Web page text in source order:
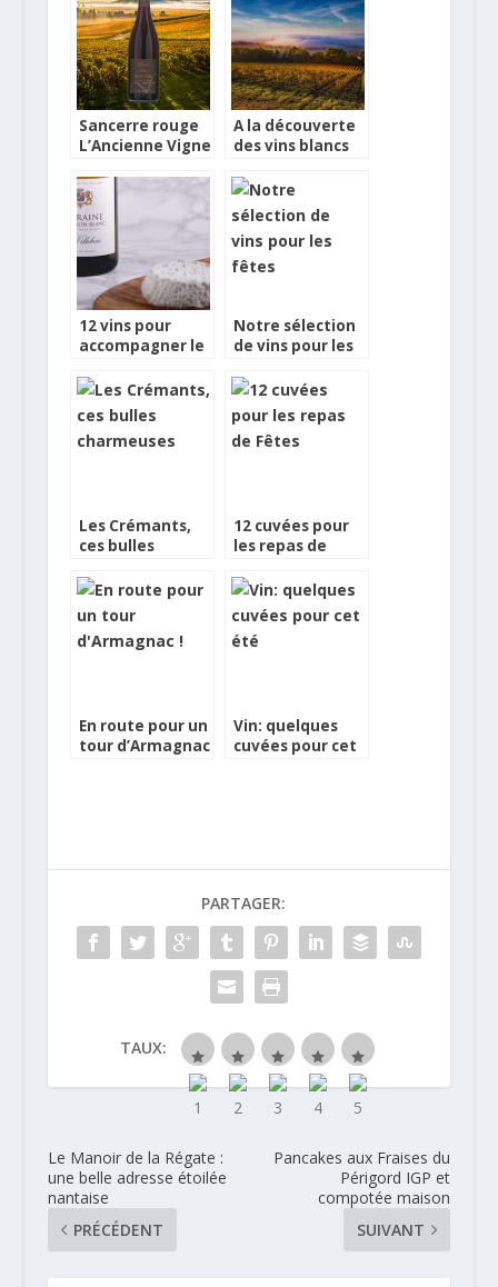
Sancerre rouge
L’Ancienne Vigne
Père & Fils,
Bouteille du WE
A la découverte
des vins blancs
de Bordeaux
12 vins pour
accompagner le
chèvre
Notre sélection
de vins pour les
Les Crémants,
ces bulles
12 cuvées pour
les repas de
En route pour un
tour d’Armagnac
Vin: quelques
cuvées pour cet
PARTAGER:
TAUX:
Le Manoir de la Régate :
une belle adresse étoilée
nantaise
PRÉCÉDENT
Pancakes aux Fraises du
Périgord IGP et
compotée maison
SUIVANT